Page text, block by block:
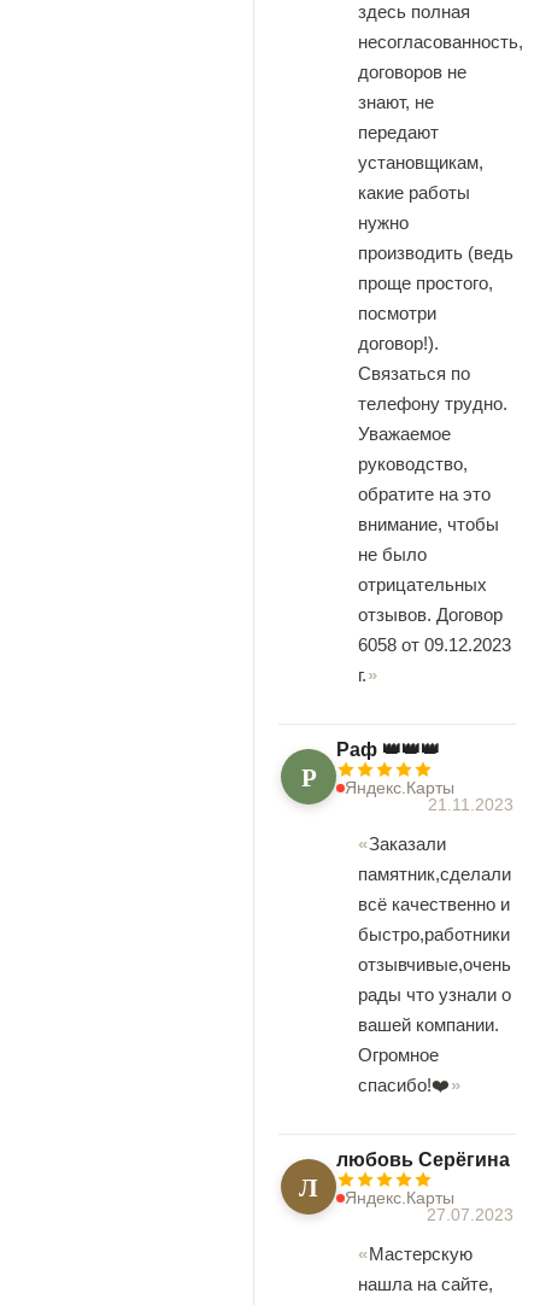
здесь полная
несогласованность,
договоров не
знают, не
передают
установщикам,
какие работы
нужно
производить (ведь
проще простого,
посмотри
договор!).
Связаться по
телефону трудно.
Уважаемое
руководство,
обратите на это
внимание, чтобы
не было
отрицательных
отзывов. Договор
6058 от 09.12.2023
г.
Р
Раф 👑👑👑
Яндекс.Карты
21.11.2023
Заказали
памятник,сделали
всё качественно и
быстро,работники
отзывчивые,очень
рады что узнали о
вашей компании.
Огромное
спасибо!❤️
Л
любовь Серёгина
Яндекс.Карты
27.07.2023
Мастерскую
нашла на сайте,